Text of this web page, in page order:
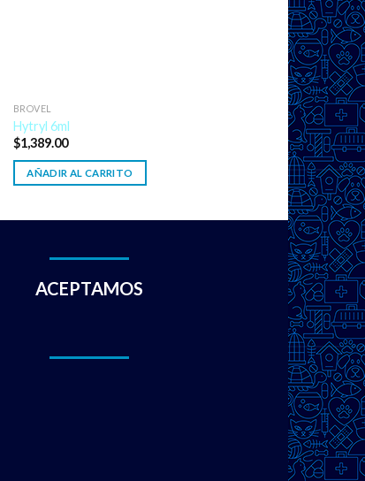
BROVEL
Hytryl 6ml
$1,389.00
AÑADIR AL CARRITO
ACEPTAMOS